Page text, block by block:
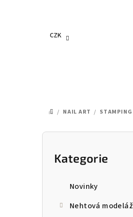
CZK
DOMŮ
/ NAIL ART / STAMPING
P
Přeskočit
kategorie
Kategorie
Novinky
Nehtová modeláž